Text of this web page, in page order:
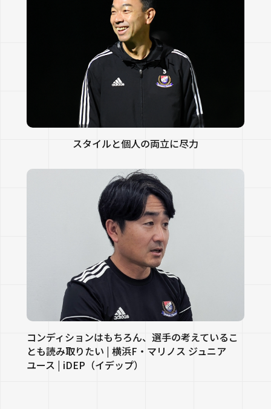
スタイルと個人の両立に尽力
コンディションはもちろん、選手の考えているこ
とも読み取りたい | 横浜F・マリノス ジュニア
ユース | iDEP（イデップ）